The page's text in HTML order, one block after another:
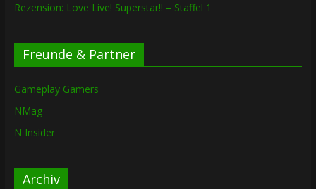
Rezension: Love Live! Superstar!! – Staffel 1
Freunde & Partner
Gameplay Gamers
NMag
N Insider
Archiv